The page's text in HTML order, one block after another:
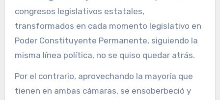
congresos legislativos estatales,
transformados en cada momento legislativo en
Poder Constituyente Permanente, siguiendo la
misma línea política, no se quiso quedar atrás.
Por el contrario, aprovechando la mayoría que
tienen en ambas cámaras, se ensoberbeció y